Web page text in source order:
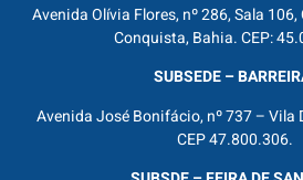
Avenida Olívia Flores, nº 286, Sala
Conquista, Bahia. CEP:
SUBSEDE –
Avenida José Bonifácio, nº 737 – Vila
CEP 47.800.306.